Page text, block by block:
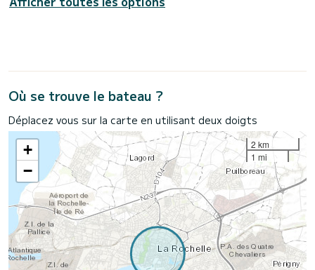
Où se trouve le bateau ?
Déplacez vous sur la carte en utilisant deux doigts
+
−
2 km
1 mi